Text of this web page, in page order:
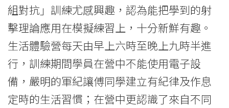
組對抗」訓練尤感興趣，認為能把學到的射
擊理論應用在模擬練習上，十分新鮮有趣。
生活體驗營每天由早上六時至晚上九時半進
行，訓練期間學員在營中不能使用電子設
備，嚴明的軍紀讓傅同學建立有紀律及作息
定時的生活習慣；在營中更認識了來自不同